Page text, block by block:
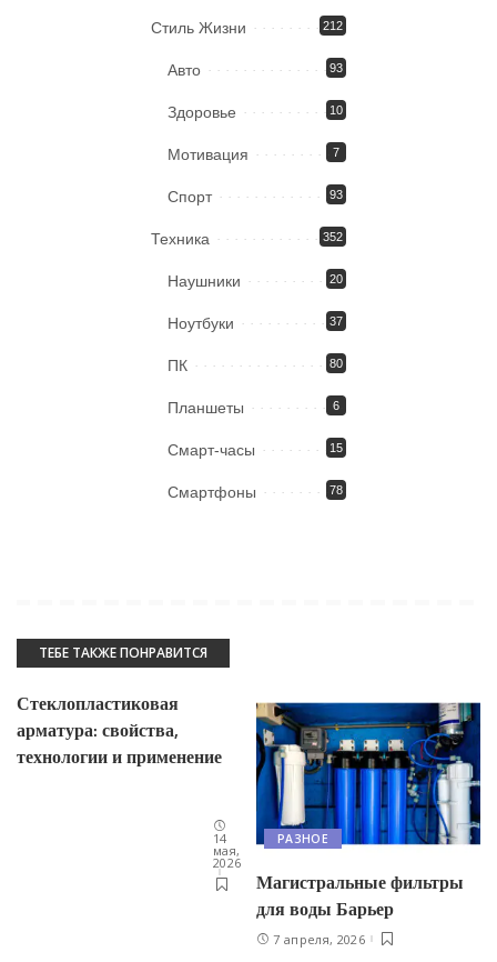
Стиль Жизни 212
Авто 93
Здоровье 10
Мотивация 7
Спорт 93
Техника 352
Наушники 20
Ноутбуки 37
ПК 80
Планшеты 6
Смарт-часы 15
Смартфоны 78
ТЕБЕ ТАКЖЕ ПОНРАВИТСЯ
Стеклопластиковая
арматура: свойства,
технологии и применение
14
мая,
2026
РАЗНОЕ
Магистральные фильтры
для воды Барьер
7 апреля, 2026